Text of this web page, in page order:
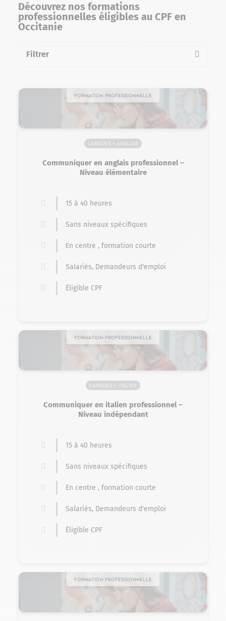
Découvrez nos formations
professionnelles éligibles au CPF en
Occitanie
Filtrer
Formation professionnelle
Langues > Anglais
Communiquer en anglais professionnel –
Niveau élémentaire
15 à 40 heures
Sans niveaux spécifiques
En centre , formation courte
Salariés, Demandeurs d'emploi
Éligible CPF
Formation professionnelle
Langues > Italien
Communiquer en italien professionnel –
Niveau indépendant
15 à 40 heures
Sans niveaux spécifiques
En centre , formation courte
Salariés, Demandeurs d'emploi
Éligible CPF
Formation professionnelle